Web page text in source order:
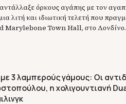
όρκους αγάπης με τον
λιτή και ιδιωτική τελετή που
Marylebone Town Hall, στο
σκαλιά του δημαρχείου πιασμένο
3 λαμπερούς γάμους: Οι
η χολιγουντιανή